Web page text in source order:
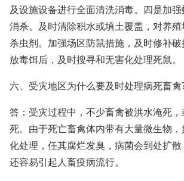
及设施设备进行全面清洗消毒。四是加
消杀。及时清除积水或填土覆盖，对养
杀虫剂。加强场区防鼠措施，及时修补
放毒饵后，及时搜寻和无害化处理死鼠。
六、受灾地区为什么要及时处理病死畜禽
答：受灾过程中，不少畜禽被洪水淹死
死。由于死亡畜禽体内带有大量微生物
化处理，任其腐烂发臭，病菌会到处扩散
还容易引起人畜疫病流行。